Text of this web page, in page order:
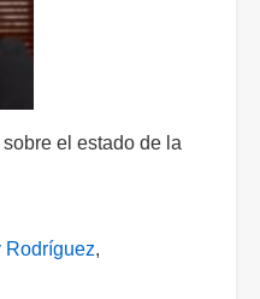
el estado de la
Rodríguez